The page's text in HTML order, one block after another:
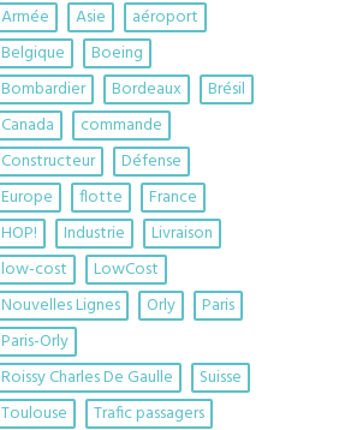
Armée
Asie
aéroport
Belgique
Boeing
Bombardier
Bordeaux
Brésil
Canada
commande
Constructeur
Défense
Europe
flotte
France
HOP!
Industrie
Livraison
low-cost
LowCost
Nouvelles Lignes
Orly
Paris
Paris-Orly
Roissy Charles De Gaulle
Suisse
Toulouse
Trafic passagers